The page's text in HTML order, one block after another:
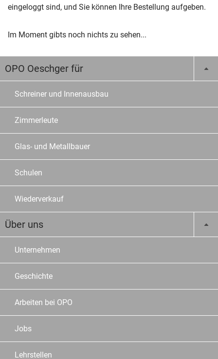
eingeloggt sind, und Sie können Ihre Bestellung aufgeben.
Im Moment gibts noch nichts zu sehen...
OPO Oeschger für
Schreiner und Innenausbau
Zimmerleute
Glas- und Metallbauer
Schulen
Wiederverkauf
Über uns
Unternehmen
Geschichte
Arbeiten bei OPO
Jobs
Lehrstellen